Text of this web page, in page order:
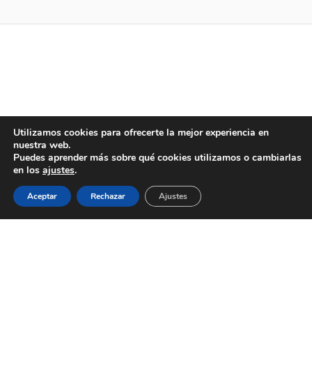
Utilizamos cookies para ofrecerte la mejor experiencia en
nuestra web.
Puedes aprender más sobre qué cookies utilizamos o cambiarlas
en los ajustes.
Aceptar Rechazar Ajustes